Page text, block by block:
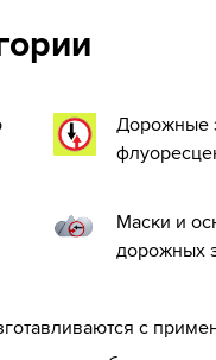
Дорожные
Маски и
дорожных
с